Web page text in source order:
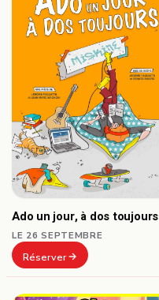
Ado un jour, à dos toujours
LE 26 SEPTEMBRE
Réserver